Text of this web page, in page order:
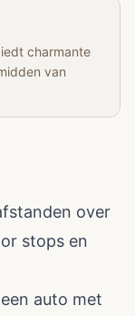
charmante
van
over
stops en
auto met